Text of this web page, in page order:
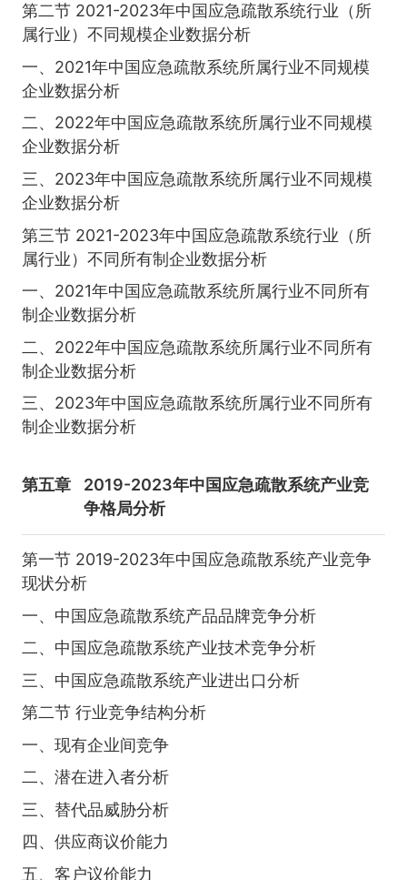
第二节 2021-2023年中国应急疏散系统行业（所
属行业）不同规模企业数据分析
一、2021年中国应急疏散系统所属行业不同规模
企业数据分析
二、2022年中国应急疏散系统所属行业不同规模
企业数据分析
三、2023年中国应急疏散系统所属行业不同规模
企业数据分析
第三节 2021-2023年中国应急疏散系统行业（所
属行业）不同所有制企业数据分析
一、2021年中国应急疏散系统所属行业不同所有
制企业数据分析
二、2022年中国应急疏散系统所属行业不同所有
制企业数据分析
三、2023年中国应急疏散系统所属行业不同所有
制企业数据分析
第五章
2019-2023年中国应急疏散系统产业竞
争格局分析
第一节 2019-2023年中国应急疏散系统产业竞争
现状分析
一、中国应急疏散系统产品品牌竞争分析
二、中国应急疏散系统产业技术竞争分析
三、中国应急疏散系统产业进出口分析
第二节 行业竞争结构分析
一、现有企业间竞争
二、潜在进入者分析
三、替代品威胁分析
四、供应商议价能力
五、客户议价能力